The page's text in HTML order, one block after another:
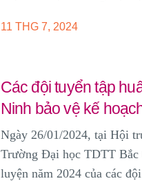
11 THG 7, 2024
Các đội tuyển tập
Ninh bảo vệ kế
Ngày 26/01/2024, tại Hội
Trường Đại học TDTT Bắc
luyện năm 2024 của các